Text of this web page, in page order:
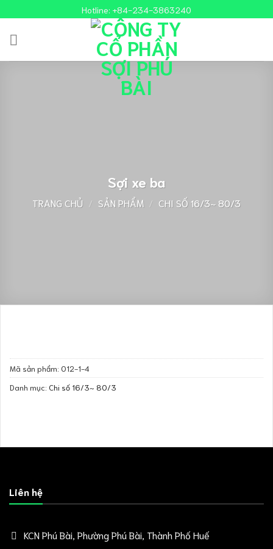
đến
nội
Hotline: +84-234-3863240
Sợi xe ba
TRANG CHỦ / SẢN PHẨM / CHI SỐ 16/3~ 80/3
Mã sản phẩm: 012-1-4
Danh mục: Chi số 16/3~ 80/3
Liên hệ
KCN Phú Bài, Phường Phú Bài, Thành Phố Huế